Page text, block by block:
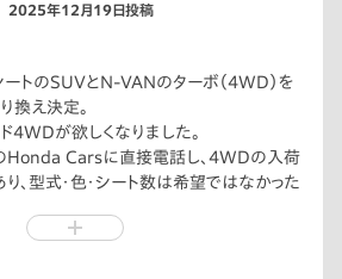
年12月19日投稿
トのSUVとN-VANのターボ（4WD）を
換え決定。
4WDが欲しくなりました。
Honda Carsに直接電話し、4WDの入荷
、型式・色・シート数は希望ではなかった
良い良い！